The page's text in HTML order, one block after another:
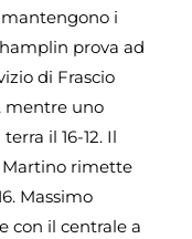
mantengono i
prova ad
di Frascio
mentre uno
il 16-12. Il
Martino rimette
Massimo
con il centrale a